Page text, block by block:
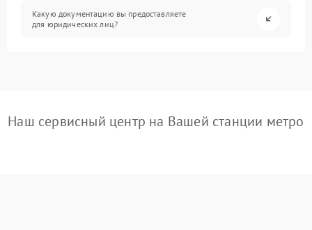
Какую документацию вы предоставляете
для юридических лиц?
Наш сервисный центр на Вашей станции метро